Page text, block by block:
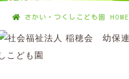
さかい・つくしこども園 HOME